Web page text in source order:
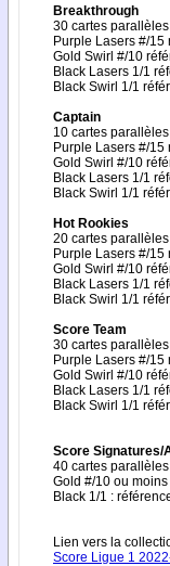
Breakthrough
30 cartes
Purple Lasers #/
Gold Swirl #/10
Black Lasers 1/1
Black Swirl 1/1
Captain
10 cartes
Purple Lasers #/
Gold Swirl #/10
Black Lasers 1/1
Black Swirl 1/1
Hot Rookies
20 cartes
Purple Lasers #/15
Gold Swirl #/10
Black Lasers 1/1
Black Swirl 1/1
Score Team
30 cartes
Purple Lasers #/
Gold Swirl #/10
Black Lasers 1/1
Black Swirl 1/1
Score Signatures/
40 cartes
Gold #/10 ou
Black 1/1 :
Lien vers la
Score Ligue 1